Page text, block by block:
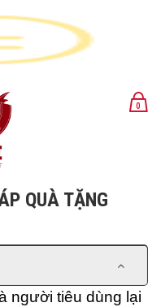
0
QUÀ TẶNG
người tiêu dùng lại